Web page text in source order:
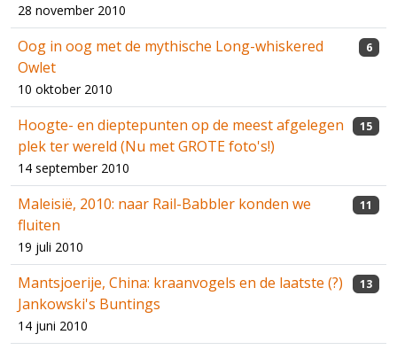
28 november 2010
Oog in oog met de mythische Long-whiskered
Owlet
10 oktober 2010
6
Hoogte- en dieptepunten op de meest afgelegen
plek ter wereld (Nu met GROTE foto's!)
14 september 2010
15
Maleisië, 2010: naar Rail-Babbler konden we
fluiten
19 juli 2010
11
Mantsjoerije, China: kraanvogels en de laatste (?)
Jankowski's Buntings
14 juni 2010
13